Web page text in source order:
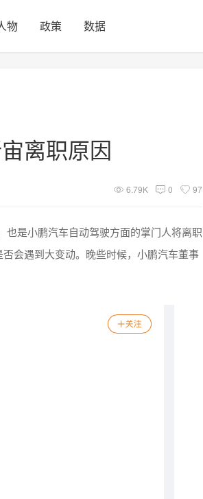
物 政策 数据
离职原因
6.79K 0 97
也是小鹏汽车自动驾驶方面的掌门人将离职
会遇到大变动。晚些时候，小鹏汽车董事